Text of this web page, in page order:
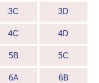
3C 3D
4C 4D
5B 5C
6A 6B